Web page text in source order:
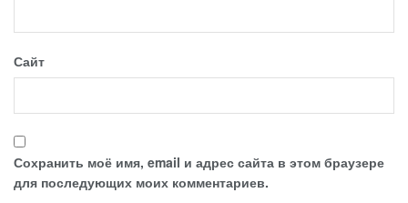
Сайт
Сохранить моё имя, email и адрес сайта в этом браузере
для последующих моих комментариев.